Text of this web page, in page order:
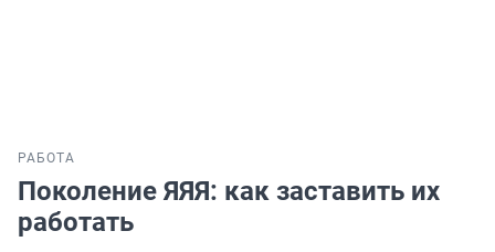
РАБОТА
Поколение ЯЯЯ: как заставить их
работать